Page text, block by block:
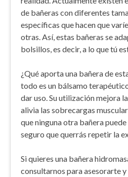
de bañeras con diferentes
específicas que hacen que
otras. Así, estas bañeras se
bolsillos, es decir, a lo que tú
¿Qué aporta una bañera de
todo es un bálsamo
dar uso. Su utilización mejora
alivia las sobrecargas
que ninguna otra bañera
seguro que querrás repetir la
Si quieres una bañera
consultarnos para asesorarte